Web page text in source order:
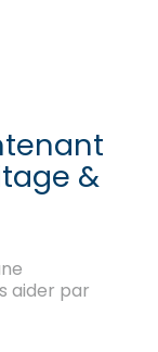
&
aider par